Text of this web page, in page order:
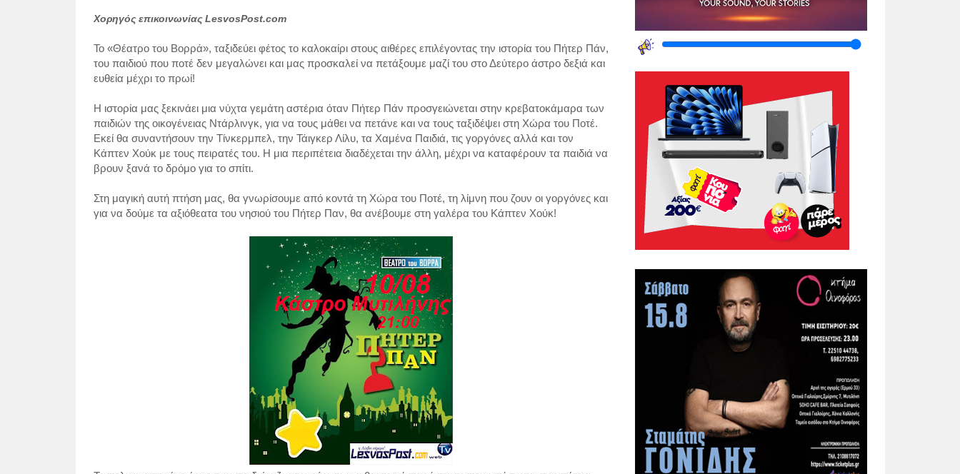
Χορηγός επικοινωνίας LesvosPost.com
Το «Θέατρο του Βορρά», ταξιδεύει φέτος το καλοκαίρι στους αιθέρες επιλέγοντας την ιστορία του Πήτερ Πάν,
του παιδιού που ποτέ δεν μεγαλώνει και μας προσκαλεί να πετάξουμε μαζί του στο Δεύτερο άστρο δεξιά και
ευθεία μέχρι το πρωί!
H ιστορία μας ξεκινάει μια νύχτα γεμάτη αστέρια όταν Πήτερ Πάν προσγειώνεται στην κρεβατοκάμαρα των
παιδιών της οικογένειας Ντάρλινγκ, για να τους μάθει να πετάνε και να τους ταξιδέψει στη Χώρα του Ποτέ.
Εκεί θα συναντήσουν την Τίνκερμπελ, την Τάιγκερ Λίλυ, τα Χαμένα Παιδιά, τις γοργόνες αλλά και τον
Κάπτεν Χούκ με τους πειρατές του. Η μια περιπέτεια διαδέχεται την άλλη, μέχρι να καταφέρουν τα παιδιά να
βρουν ξανά το δρόμο για το σπίτι.
Στη μαγική αυτή πτήση μας, θα γνωρίσουμε από κοντά τη Χώρα του Ποτέ, τη λίμνη που ζουν οι γοργόνες και
για να δούμε τα αξιόθεατα του νησιού του Πήτερ Παν, θα ανέβουμε στη γαλέρα του Κάπτεν Χούκ!